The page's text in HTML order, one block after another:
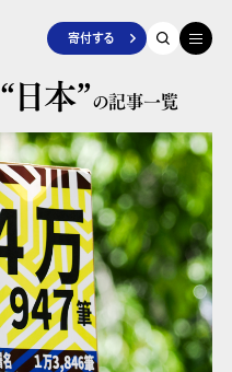
寄付する
“日本”の記事一覧